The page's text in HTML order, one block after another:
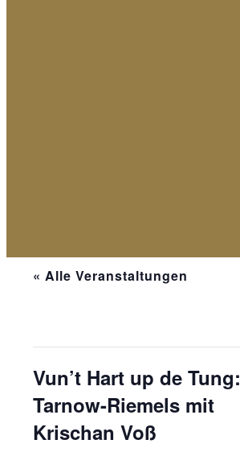
« Alle Veranstaltungen
Vun’t Hart up de Tung:
Tarnow-Riemels mit
Krischan Voß